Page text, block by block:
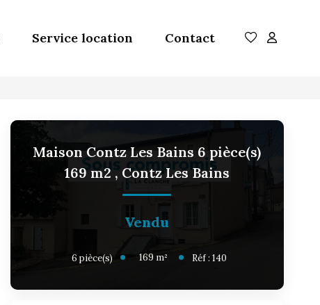
Service location Contact
Maison Contz Les Bains 6 pièce(s)
169 m2,Contz Les Bains
Vendu
6 pièce(s) 169 m² Réf : 140